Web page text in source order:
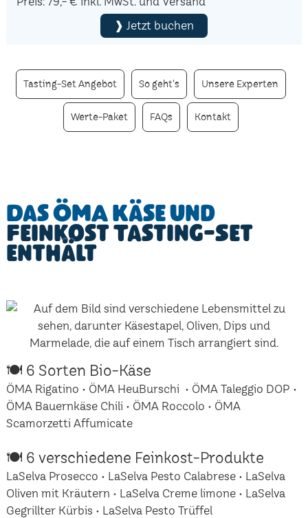
❱ Jetzt buchen
Tasting-Set Angebot So geht's Unsere Experten
Werte-Paket FAQs Kontakt
Das ÖMA Käse und
Feinkost Tasting-Set
enthält
🍽 6 Sorten Bio-Käse
ÖMA Rigatino • ÖMA HeuBurschi • ÖMA Taleggio DOP •
ÖMA Bauernkäse Chili • ÖMA Roccolo • ÖMA
Scamorzetti Affumicate
🍽 6 verschiedene Feinkost-Produkte
LaSelva Prosecco • LaSelva Pesto Calabrese • LaSelva
Oliven mit Kräutern • LaSelva Creme limone • LaSelva
Gegrillter Kürbis • LaSelva Pesto Trüffel